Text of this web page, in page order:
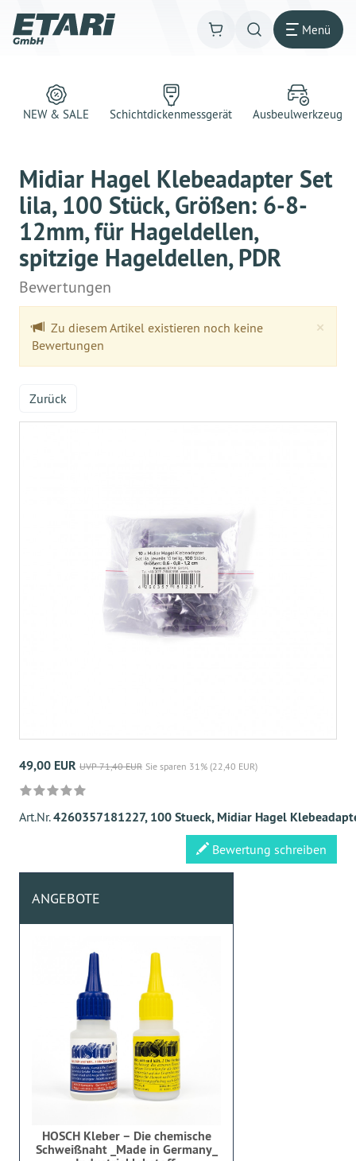
Menü
NEW & SALE Schichtdickenmessgerät Ausbeulwerkzeug
Midiar Hagel Klebeadapter Set
lila, 100 Stück, Größen: 6-8-
12mm, für Hageldellen,
spitzige Hageldellen, PDR
Bewertungen
×
Zu diesem Artikel existieren noch keine
Bewertungen
Zurück
49,00 EUR UVP 71,40 EUR Sie sparen 31% (22,40 EUR)
Art.Nr.4260357181227, 100 Stueck, Midiar Hagel
Bewertung schreiben
ANGEBOTE
HOSCH Kleber – Die chemische
Schweißnaht _Made in Germany_